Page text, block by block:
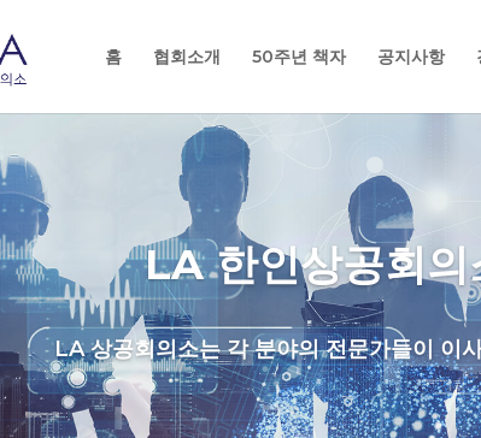
홈 협회소개 50주년 책자 공지사항
LA 한인상공회의
LA 상공회의소는 각 분야의 전문가들이 이